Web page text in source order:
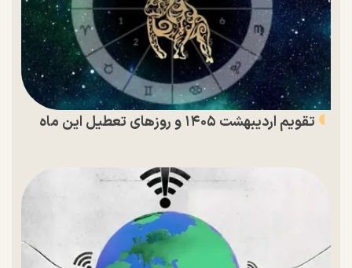
تقویم اردیبهشت ۱۴۰۵ و روز‌های تعطیل این ماه